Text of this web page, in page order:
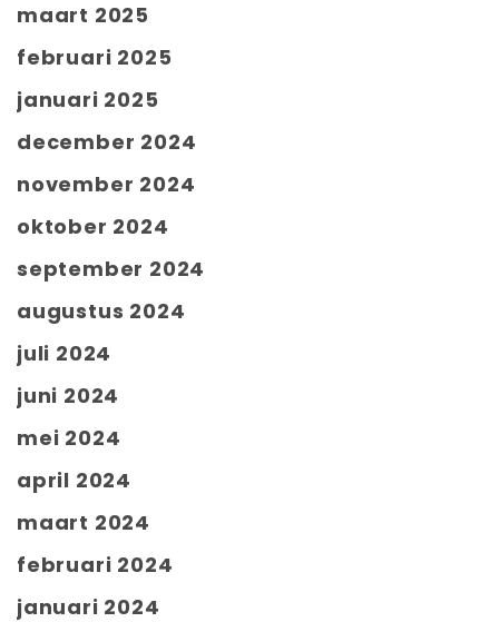
maart 2025
februari 2025
januari 2025
december 2024
november 2024
oktober 2024
september 2024
augustus 2024
juli 2024
juni 2024
mei 2024
april 2024
maart 2024
februari 2024
januari 2024